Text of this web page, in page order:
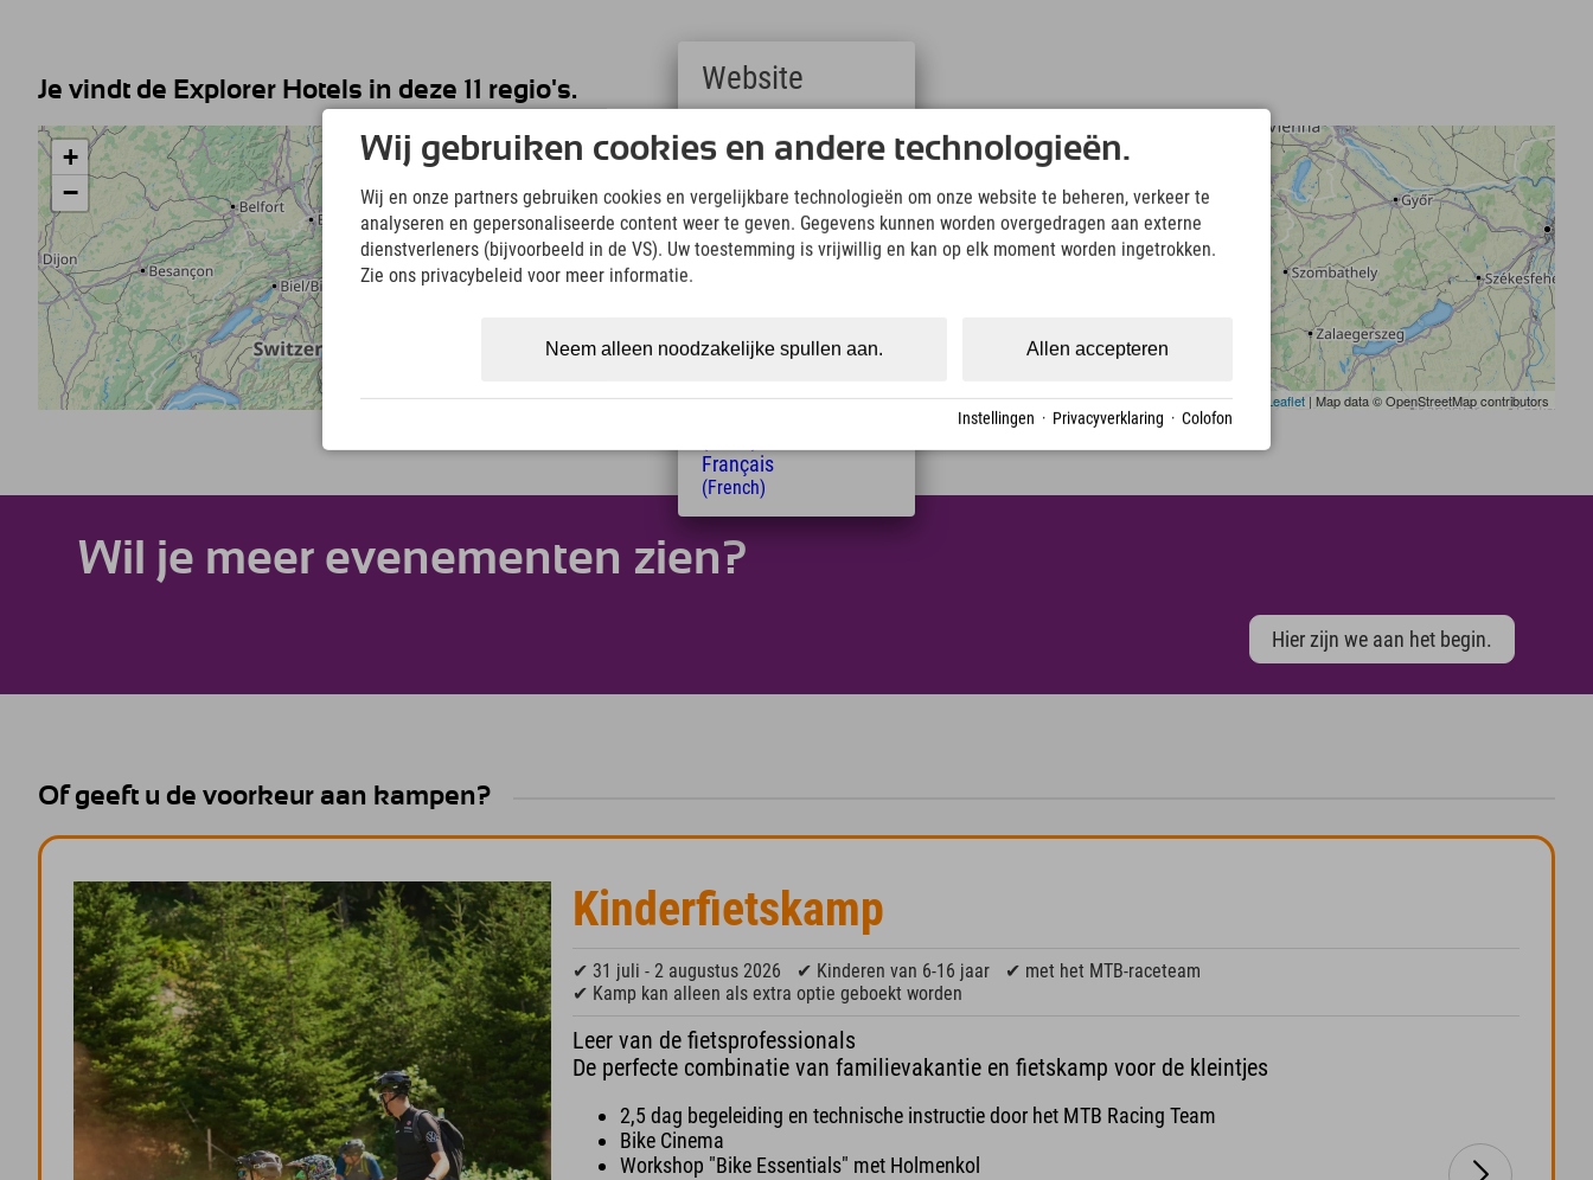
Je vindt de Explorer Hotels in deze 11 regio's.
+
−
Leaflet | Map data © OpenStreetMap contributors
Wil je meer evenementen zien?
Hier zijn we aan het begin.
Of geeft u de voorkeur aan kampen?
Kinderfietskamp
✔ 31 juli - 2 augustus 2026 ✔ Kinderen van 6-16 jaar
✔ met het MTB-raceteam
✔ Kamp kan alleen als extra optie geboekt worden
Leer van de fietsprofessionals
De perfecte combinatie van familievakantie en fietskamp voor de kleintjes
2,5 dag begeleiding en technische instructie door het MTB Racing Team
Bike Cinema
Workshop "Bike Essentials" met Holmenkol
Wij gebruiken cookies en andere technologieën.
Wij en onze partners gebruiken cookies en vergelijkbare technologieën om onze website te beheren, verkeer te
analyseren en gepersonaliseerde content weer te geven. Gegevens kunnen worden overgedragen aan externe
dienstverleners (bijvoorbeeld in de VS). Uw toestemming is vrijwillig en kan op elk moment worden ingetrokken.
Zie ons privacybeleid voor meer informatie.
Allen accepteren
Neem alleen noodzakelijke spullen aan.
Instellingen · Privacyverklaring · Colofon
Website
(German)
(English)
Italiano
(Italian)
(Polish)
(Hungarian)
Français
(French)